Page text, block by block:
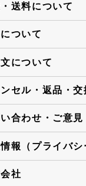
送料について
ついて
について
セル・返品・交
合わせ・ご意見
報（プライバ
社